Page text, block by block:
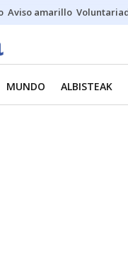
Aviso amarillo
MUNDO ALBISTEAK